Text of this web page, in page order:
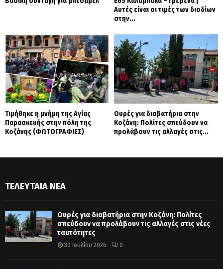
Αυτές είναι οι τιμές των διοδίων
στην...
Τιμήθηκε η μνήμη της Αγίας
Παρασκευής στην πόλη της
Κοζάνης (ΦΩΤΟΓΡΑΦΙΕΣ)
Ουρές για διαβατήρια στην
Κοζάνη: Πολίτες σπεύδουν να
προλάβουν τις αλλαγές στις...
ΤΕΛΕΥΤΑΊΑ ΝΈΑ
Ουρές για διαβατήρια στην Κοζάνη: Πολίτες
σπεύδουν να προλάβουν τις αλλαγές στις νέες
ταυτότητες
30 Ιουλίου 2026 0